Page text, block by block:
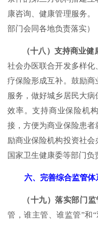
康咨询、健康管理服务
部门会同各地负责落实）
（十八）支持商业健
社会办医联合开发多样
疗保险形成互补。鼓励
服务，做好城乡居民大病
效率。支持商业保险机
接，方便为商业保险患
励商业保险机构投资社会
国家卫生健康委等部门负
六、完善综合监管体
（十九）落实部门
管，谁主管、谁监管”和